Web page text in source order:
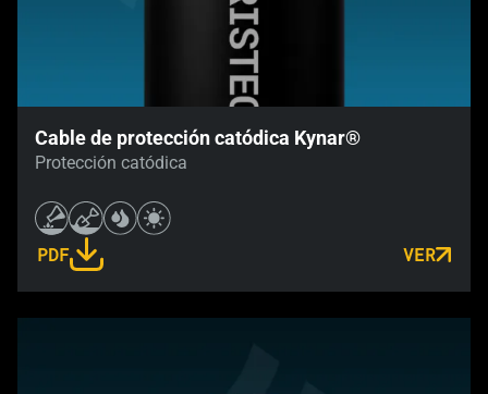
Cable de protección catódica Kynar®
Protección catódica
LINK OPENS IN A NEW TAB
PDF VER